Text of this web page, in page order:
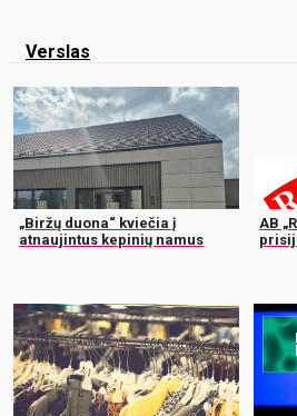
Verslas
„Biržų duona“ kviečia į
atnaujintus kepinių namus
AB